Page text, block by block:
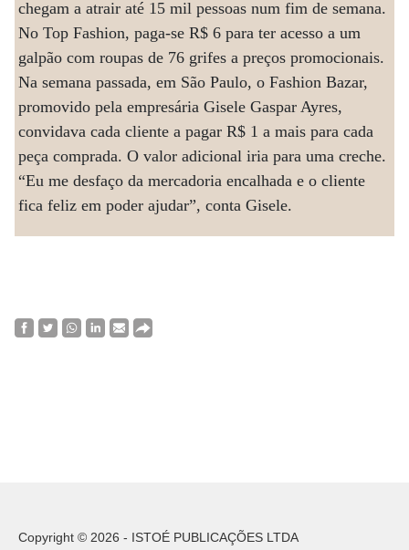
chegam a atrair até 15 mil pessoas num fim de semana.
No Top Fashion, paga-se R$ 6 para ter acesso a um
galpão com roupas de 76 grifes a preços promocionais.
Na semana passada, em São Paulo, o Fashion Bazar,
promovido pela empresária Gisele Gaspar Ayres,
convidava cada cliente a pagar R$ 1 a mais para cada
peça comprada. O valor adicional iria para uma creche.
“Eu me desfaço da mercadoria encalhada e o cliente
fica feliz em poder ajudar”, conta Gisele.
Copyright © 2026 - ISTOÉ PUBLICAÇÕES LTDA